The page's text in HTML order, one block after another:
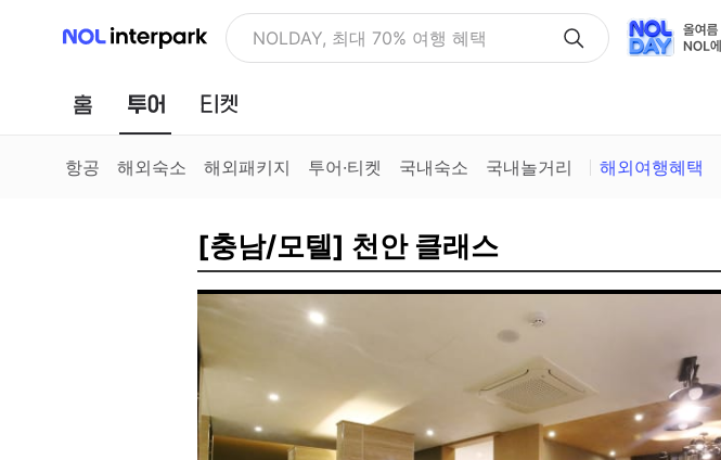
NOL 인터파크 NOLDAY, 최대 70% 여행 혜택
홈 투어
항공 해외숙소 해외패키지 투어·티켓 국내숙소 국내놀거리 해외여행혜택
[충남/모텔] 천안 클래스